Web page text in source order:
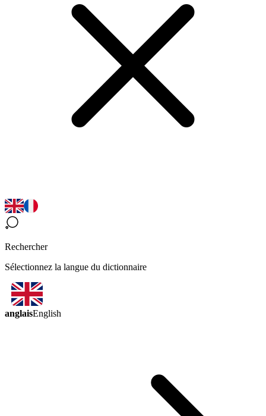
Rechercher
Sélectionnez la langue du dictionnaire
anglaisEnglish